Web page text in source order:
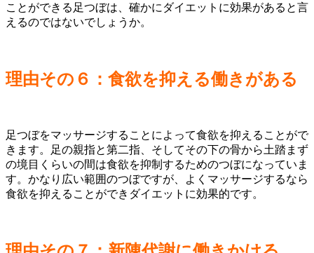
ことができる足つぼは、確かにダイエットに効果があると言
えるのではないでしょうか。
理由その６：食欲を抑える働きがある
足つぼをマッサージすることによって食欲を抑えることがで
きます。足の親指と第二指、そしてその下の骨から土踏まず
の境目くらいの間は食欲を抑制するためのつぼになっていま
す。かなり広い範囲のつぼですが、よくマッサージするなら
食欲を抑えることができダイエットに効果的です。